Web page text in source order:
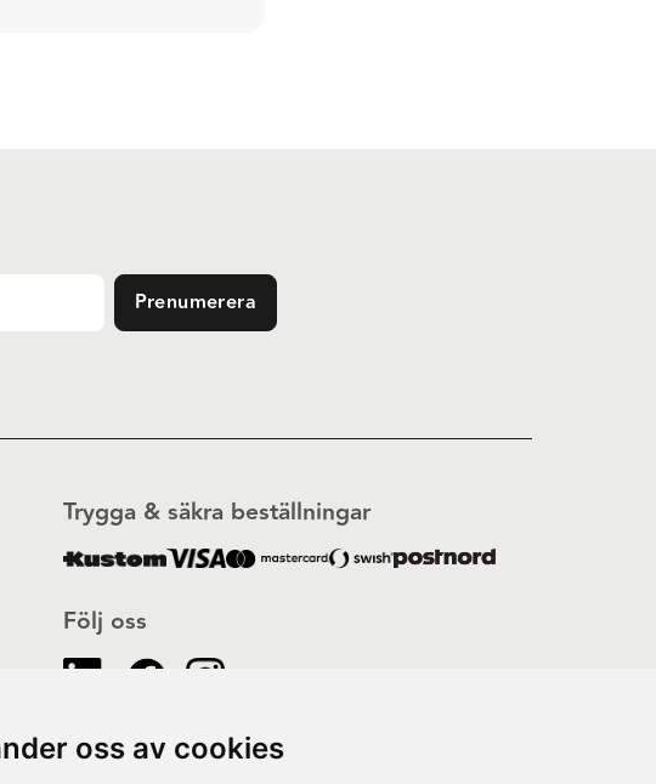
oss av cookies
Prenumerera
Följ oss
Trygga & säkra beställningar